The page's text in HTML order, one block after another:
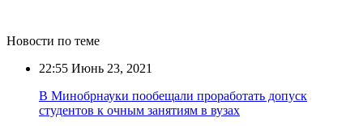
Новости по теме
22:55 Июнь 23, 2021
В Минобрнауки пообещали проработать допуск
студентов к очным занятиям в вузах